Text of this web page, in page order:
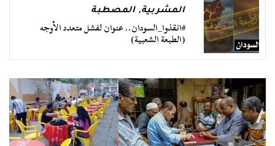
المشربية,المصطبة
#انقذوا_السودان.. عنوان لفشل متعدد الأوجه
(الطبعة الشعبية)